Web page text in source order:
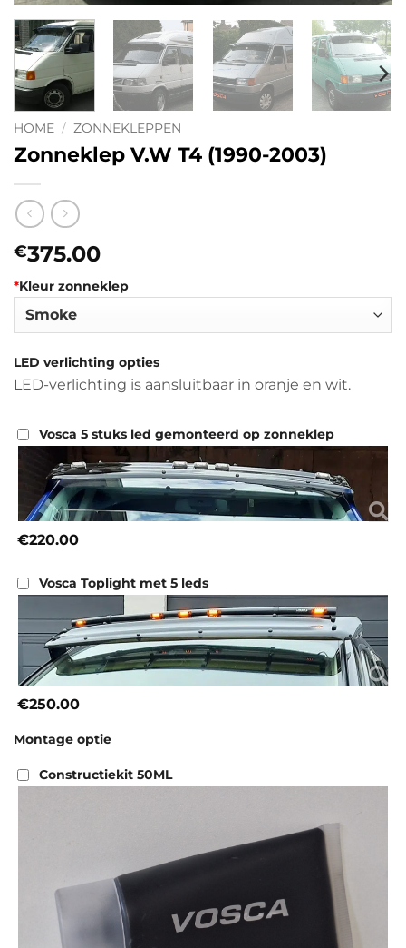
HOME / ZONNEKLEPPEN
Zonneklep V.W T4 (1990-2003)
€375.00
*Kleur zonneklep
LED verlichting opties
LED-verlichting is aansluitbaar in oranje en wit.
Vosca 5 stuks led gemonteerd op zonneklep
€220.00
Vosca Toplight met 5 leds
€250.00
Montage optie
Constructiekit 50ML